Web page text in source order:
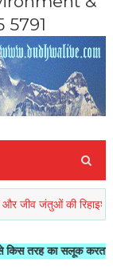
5791
की रिहाइश खतरें में
करता है"- मोहनदास